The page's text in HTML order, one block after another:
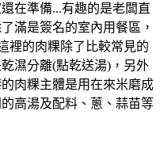
在準備...有趣的是老闆直
滿是簽名的室內用餐區，
裡的肉粿除了比較常見的
濕分離(點乾送湯)，另外
肉粿主體是用在來米磨成
高湯及配料、蔥、蒜苗等